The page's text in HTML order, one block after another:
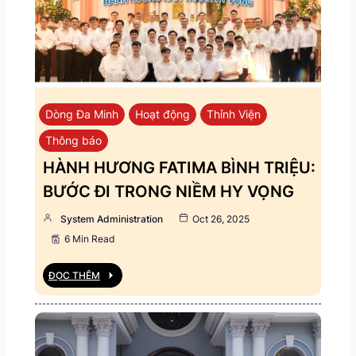
Dòng Đa Minh Hoạt động
Thỉnh Viện
Thông báo
HÀNH HƯƠNG FATIMA BÌNH TRIỆU:
BƯỚC ĐI TRONG NIỀM HY VỌNG
System Administration
Oct 26, 2025
6 Min Read
ĐỌC THÊM